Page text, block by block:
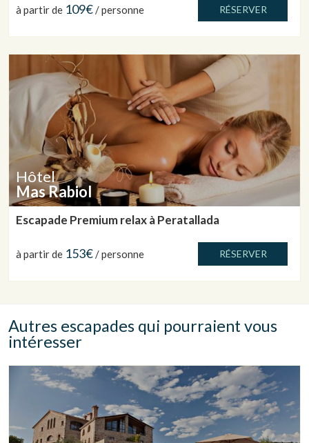
à partir de 109€/ personne RÉSERVER
Hôtel
Mas Rabiol
Escapade Premium relax à Peratallada
à partir de 153€/ personne RÉSERVER
Autres escapades qui pourraient vous
intéresser